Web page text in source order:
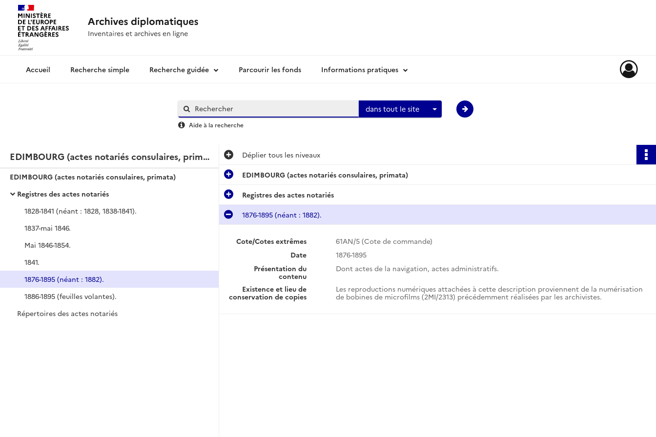
Archives diplomatiquesRecherche simple Recherche guidée Parcourir les fonds Informations pratiques
dans tout le site
Aide à la recherche
EDIMBOURG (actes notariés consulaires, primata)
EDIMBOURG (actes notariés consulaires, primata)
Registres des actes notariés
1828-1841 (néant : 1828, 1838-1841).
1837-mai 1846.
Mai 1846-1854.
1841.
1876-1895 (néant : 1882).
1886-1895 (feuilles volantes).
Répertoires des actes notariés
Déplier tous les niveaux
EDIMBOURG (actes notariés consulaires, primata)
Registres des actes notariés
1876-1895 (néant : 1882).
Cote/Cotes extrêmes
61AN/5 (Cote de commande)
Date
1876-1895
Présentation du
contenu
Dont actes de la navigation, actes administratifs.
Existence et lieu de
conservation de copies
Les reproductions numériques attachées à cette description proviennent de la numérisation
de bobines de microfilms (2MI/2313) précédemment réalisées par les archivistes.